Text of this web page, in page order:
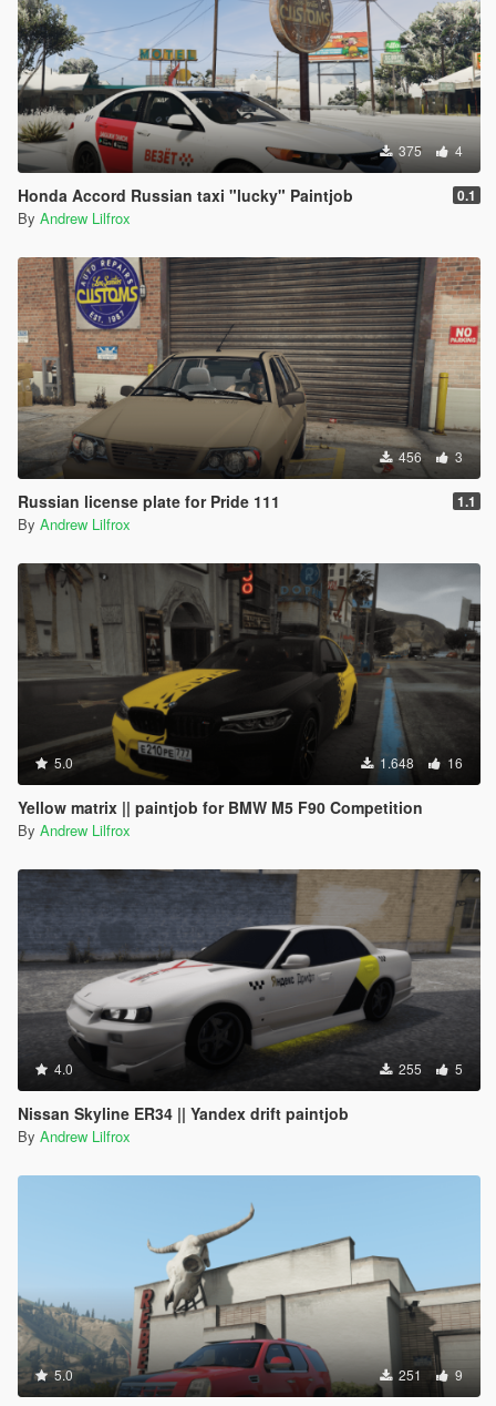
375 4
Honda Accord Russian taxi "lucky" Paintjob 0.1
By Andrew Lilfrox
456 3
Russian license plate for Pride 111 1.1
By Andrew Lilfrox
5.0 1.648 16
Yellow matrix || paintjob for BMW M5 F90 Competition
By Andrew Lilfrox
4.0 255 5
Nissan Skyline ER34 || Yandex drift paintjob
By Andrew Lilfrox
5.0 251 9